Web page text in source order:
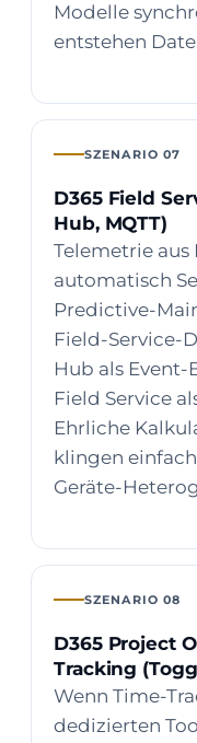
Modelle
entstehen
SZENARIO 07
D365 Field
Hub, MQTT)
Telemetrie
automatisch
Predictive-
Field-Service-
Hub als
Field Service
Ehrliche
klingen
Geräte-
SZENARIO 08
D365 Project
Tracking
Wenn Time-
dedizierten